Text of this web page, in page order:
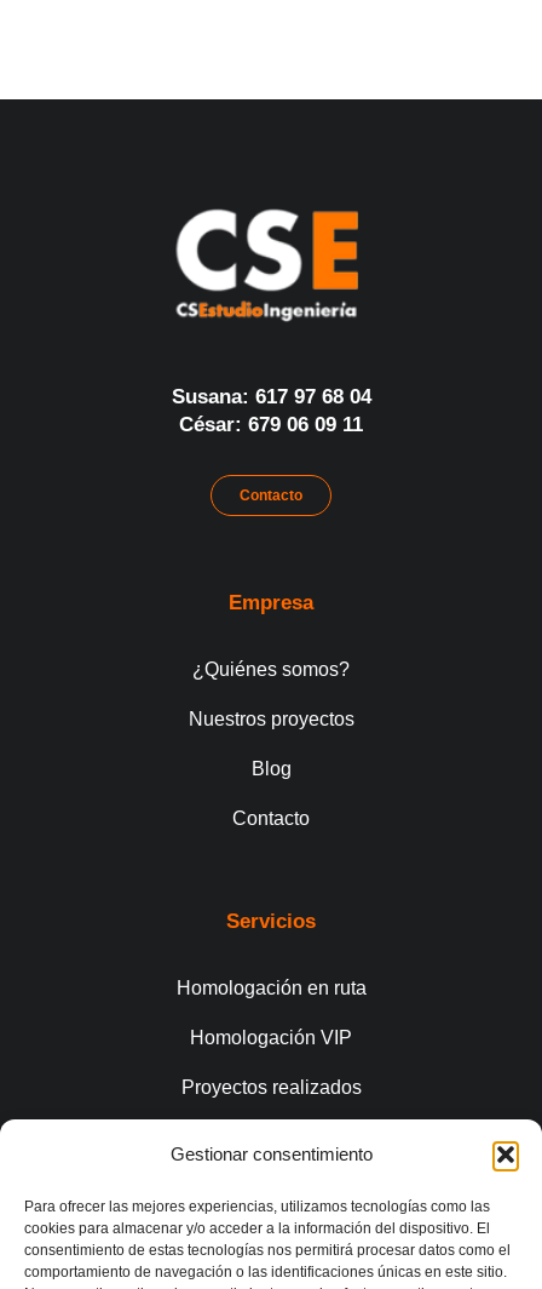
Gestionar consentimiento
Para ofrecer las mejores experiencias, utilizamos tecnologías como las
cookies para almacenar y/o acceder a la información del dispositivo. El
consentimiento de estas tecnologías nos permitirá procesar datos como el
comportamiento de navegación o las identificaciones únicas en este sitio.
Susana: 617 97 68 04
César: 679 06 09 11
Contacto
Empresa
¿Quiénes somos?
Nuestros proyectos
Blog
Contacto
Servicios
Homologación en ruta
Homologación VIP
Proyectos realizados